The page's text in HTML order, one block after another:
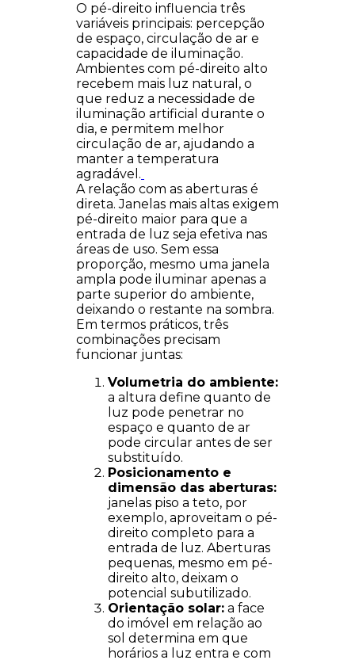
O pé-direito influencia três
variáveis principais: percepção
de espaço, circulação de ar e
capacidade de iluminação.
Ambientes com pé-direito alto
recebem mais luz natural, o
que reduz a necessidade de
iluminação artificial durante o
dia, e permitem melhor
circulação de ar, ajudando a
manter a temperatura
agradável.
A relação com as aberturas é
direta. Janelas mais altas exigem
pé-direito maior para que a
entrada de luz seja efetiva nas
áreas de uso. Sem essa
proporção, mesmo uma janela
ampla pode iluminar apenas a
parte superior do ambiente,
deixando o restante na sombra.
Em termos práticos, três
combinações precisam
funcionar juntas:
Volumetria do ambiente:
a altura define quanto de
luz pode penetrar no
espaço e quanto de ar
pode circular antes de ser
substituído.
Posicionamento e
dimensão das aberturas:
janelas piso a teto, por
exemplo, aproveitam o pé-
direito completo para a
entrada de luz. Aberturas
pequenas, mesmo em pé-
direito alto, deixam o
potencial subutilizado.
Orientação solar: a face
do imóvel em relação ao
sol determina em que
horários a luz entra e com